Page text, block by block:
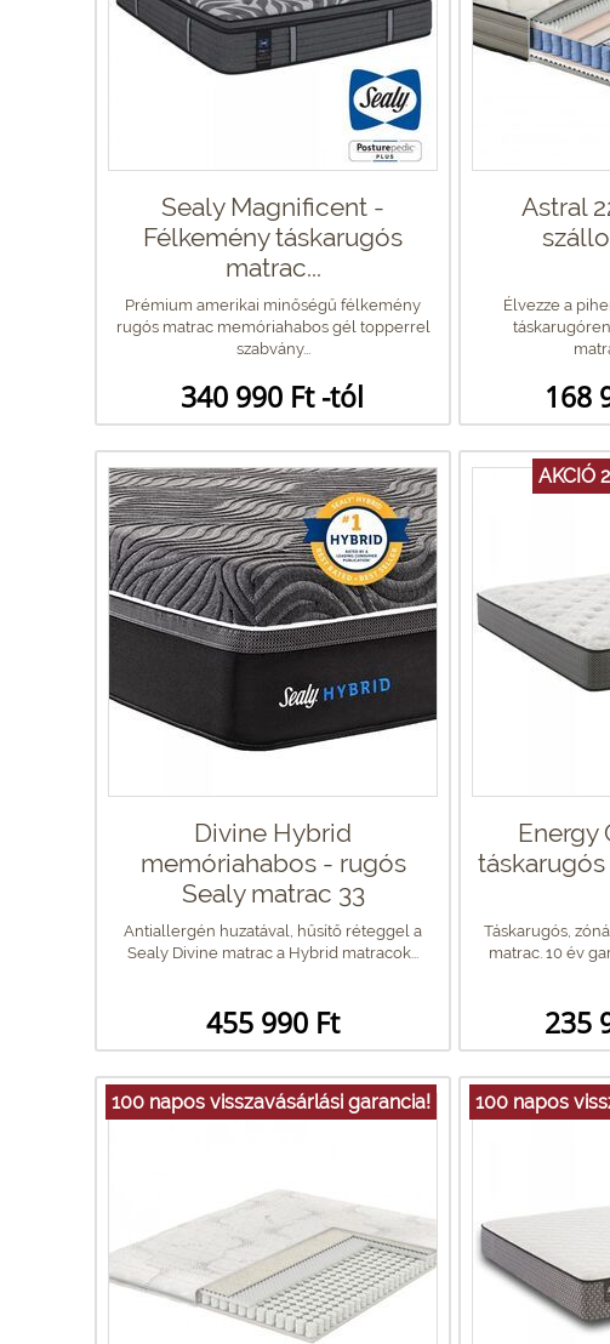
Sealy Magnificent -
Félkemény táskarugós
matrac...
Prémium amerikai minőségű félkemény
rugós matrac memóriahabos gél topperrel
szabvány...
340 990 Ft -tól
Astral
Élvezze a
168
Divine Hybrid
memóriahabos - rugós
Sealy matrac 33
Antiallergén huzatával, hűsítő réteggel a
Sealy Divine matrac a Hybrid matracok...
455 990 Ft
AKCIÓ
Energy
Táskarugós,
matrac. 10 év
235
100 napos visszavásárlási garancia! 100 napos